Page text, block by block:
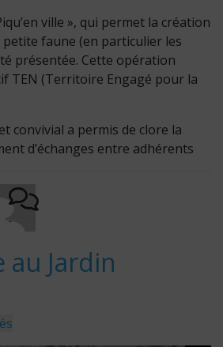
ville », qui permet la création
faune (en particulier les
présentée. Cette opération
TEN (Territoire Engagé pour la
convivial a permis de clore la
d’échanges entre adhérents
-
au Jardin